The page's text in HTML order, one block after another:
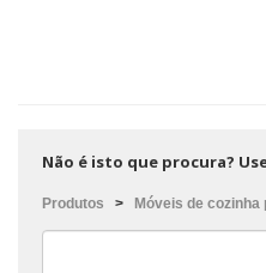
Não é isto que procura?
Produtos > Móveis de cozinha